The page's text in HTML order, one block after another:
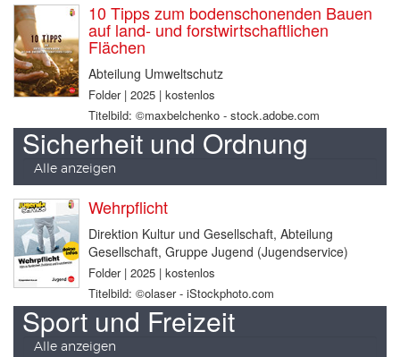
10 Tipps zum bodenschonenden Bauen
auf land- und forstwirtschaftlichen
Flächen
Abteilung Umweltschutz
Folder | 2025 | kostenlos
Titelbild: ©maxbelchenko - stock.adobe.com
Sicherheit und Ordnung
Alle anzeigen
Wehrpflicht
Direktion Kultur und Gesellschaft, Abteilung
Gesellschaft, Gruppe Jugend (Jugendservice)
Folder | 2025 | kostenlos
Titelbild: ©olaser - iStockphoto.com
Sport und Freizeit
Alle anzeigen